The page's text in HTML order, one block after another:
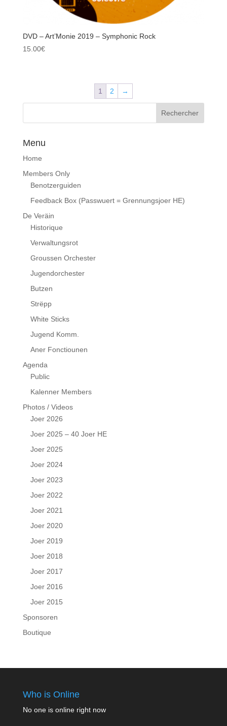
DVD – Art’Monie 2019 – Symphonic Rock
15.00€
1 2 →
Menu
Home
Members Only
Benotzerguiden
Feedback Box (Passwuert = Grennungsjoer HE)
De Veräin
Historique
Verwaltungsrot
Groussen Orchester
Jugendorchester
Butzen
Strëpp
White Sticks
Jugend Komm.
Aner Fonctiounen
Agenda
Public
Kalenner Members
Photos / Videos
Joer 2026
Joer 2025 – 40 Joer HE
Joer 2025
Joer 2024
Joer 2023
Joer 2022
Joer 2021
Joer 2020
Joer 2019
Joer 2018
Joer 2017
Joer 2016
Joer 2015
Sponsoren
Boutique
Who is Online
No one is online right now